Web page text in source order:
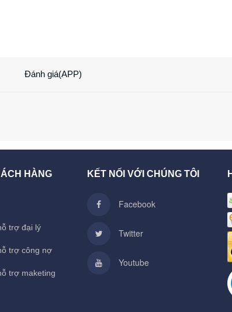
Đánh giá(APP)
HÀNG
trợ đại lý
trợ công nợ
trợ maketing
KẾT NỐI VỚI CHÚNG TÔI
Facebook
Twitter
Youtube